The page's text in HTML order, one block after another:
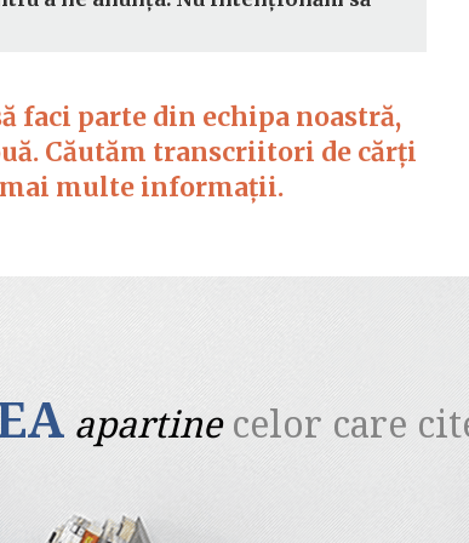
faci parte din echipa noastră,
Căutăm transcriitori de cărți
mai multe informații.
apartine celor care